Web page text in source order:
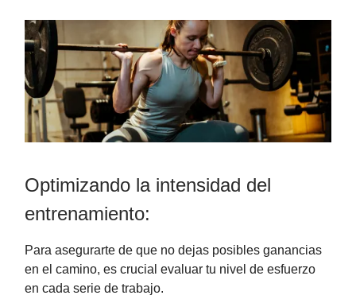
Optimizando la intensidad del
entrenamiento:
Para asegurarte de que no dejas posibles ganancias
en el camino, es crucial evaluar tu nivel de esfuerzo
en cada serie de trabajo.